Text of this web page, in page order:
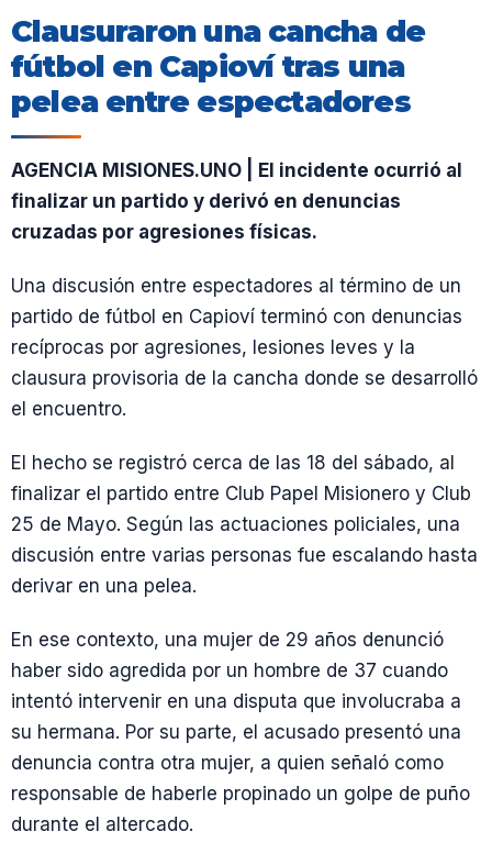
Clausuraron una cancha de
fútbol en Capioví tras una
pelea entre espectadores
AGENCIA MISIONES.UNO | El incidente ocurrió al
finalizar un partido y derivó en denuncias
cruzadas por agresiones físicas.
Una discusión entre espectadores al término de un
partido de fútbol en Capioví terminó con denuncias
recíprocas por agresiones, lesiones leves y la
clausura provisoria de la cancha donde se desarrolló
el encuentro.
El hecho se registró cerca de las 18 del sábado, al
finalizar el partido entre Club Papel Misionero y Club
25 de Mayo. Según las actuaciones policiales, una
discusión entre varias personas fue escalando hasta
derivar en una pelea.
En ese contexto, una mujer de 29 años denunció
haber sido agredida por un hombre de 37 cuando
intentó intervenir en una disputa que involucraba a
su hermana. Por su parte, el acusado presentó una
denuncia contra otra mujer, a quien señaló como
responsable de haberle propinado un golpe de puño
durante el altercado.